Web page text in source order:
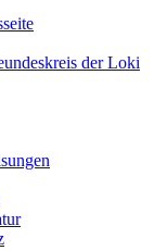
der Loki